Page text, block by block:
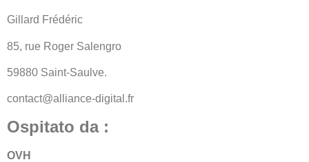
Gillard Frédéric
85, rue Roger Salengro
59880 Saint-Saulve.
contact@alliance-digital.fr
Ospitato da :
OVH